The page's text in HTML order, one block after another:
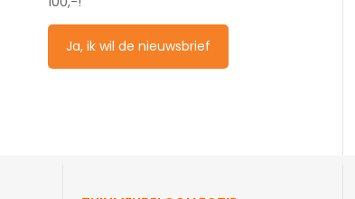
Ja, ik wil de nieuwsbrief